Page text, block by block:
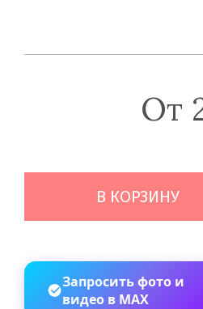
От
В КОРЗИНУ
Запросить фото и
видео в MAX